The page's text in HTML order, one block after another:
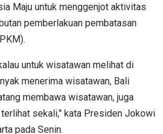
Maju untuk menggenjot aktivitas
pemberlakuan pembatasan
untuk wisatawan melihat di
menerima wisatawan, Bali
membawa wisatawan, juga
sekali," kata Presiden Jokowi
pada Senin.